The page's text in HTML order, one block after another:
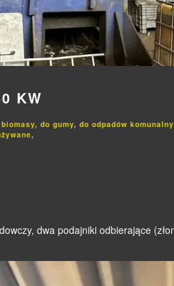
KW
, do gumy, do odpadów
,
dwa podajniki odbierające